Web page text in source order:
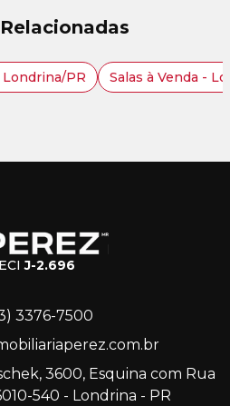
Londrina/PR Salas à Venda -
J-2.696
3376-7500
3600, Esquina com Rua
540 - Londrina - PR